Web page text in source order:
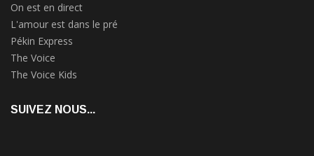
On est en direct
L'amour est dans le pré
Pékin Express
The Voice
The Voice Kids
SUIVEZ NOUS...